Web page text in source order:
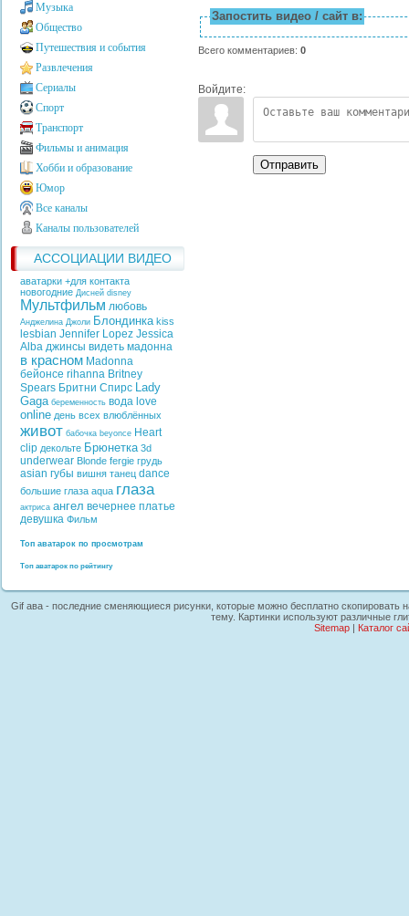
Музыка
Общество
Путешествия и события
Развлечения
Сериалы
Спорт
Транспорт
Фильмы и анимация
Хобби и образование
Юмор
Все каналы
Каналы пользователей
АССОЦИАЦИИ ВИДЕО
аватарки +для контакта
новогодние Дисней disney
Мультфильм любовь
Анджелина Джоли Блондинка kiss
lesbian Jennifer Lopez Jessica
Alba джинсы видеть мадонна
в красном Madonna
бейонсе rihanna Britney
Spears Бритни Спирс Lady
Gaga беременность вода love
online день всех влюблённых
живот бабочка beyonce Heart
clip декольте Брюнетка 3d
underwear Blonde fergie грудь
asian губы вишня танец dance
большие глаза aqua глаза
актриса ангел вечернее платье
девушка Фильм
Топ аватарок по просмотрам
Топ аватарок по рейтингу
Запостить видео / сайт в:
Всего комментариев: 0
Войдите:
Отправить
Gif ава - последние сменяющиеся рисунки, которые можно бесплатно скопировать
тему. Картинки используют различные
Sitemap| Каталог